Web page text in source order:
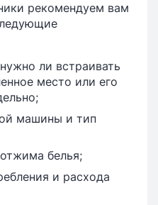
рекомендуем вам
ли встраивать
место или его
машины и тип
белья;
и расхода